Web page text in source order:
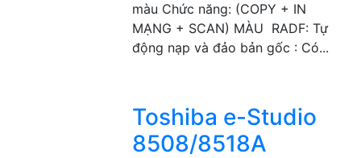
màu Chức năng: (COPY + IN
MẠNG + SCAN) MÀU RADF: Tự
động nạp và đảo bản gốc : Có...
Toshiba e-Studio
8508/8518A